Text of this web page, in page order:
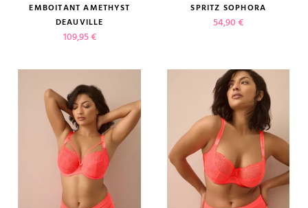
EMBOITANT AMETHYST
DEAUVILLE
Prix
109,95 €
SPRITZ SOPHORA
Prix
54,90 €